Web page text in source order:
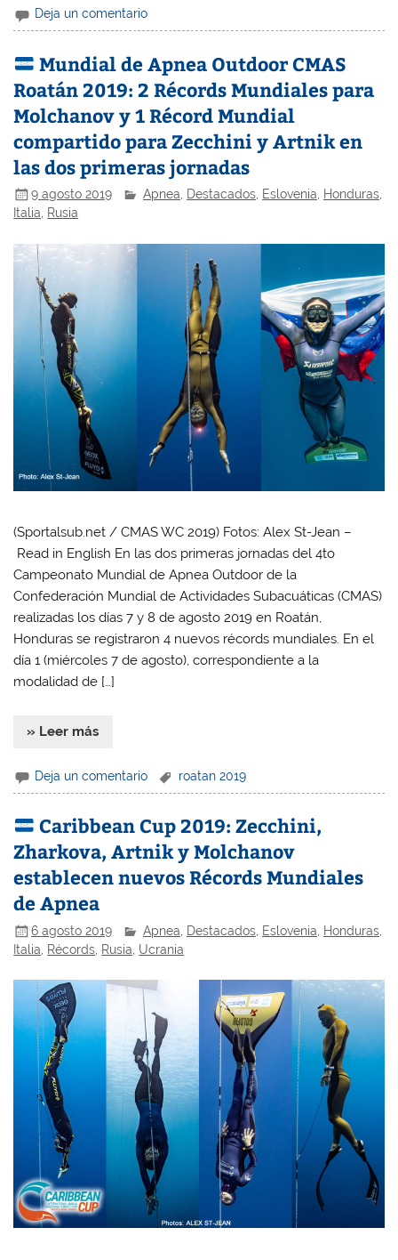
Deja un comentario
Mundial de Apnea Outdoor CMAS
Roatán 2019: 2 Récords Mundiales para
Molchanov y 1 Récord Mundial
compartido para Zecchini y Artnik en
las dos primeras jornadas
9 agosto 2019 Apnea Destacados Eslovenia Honduras
Italia, Rusia
(Sportalsub.net / CMAS WC 2019) Fotos: Alex St-Jean –
Read in English En las dos primeras jornadas del 4to
Campeonato Mundial de Apnea Outdoor de la
Confederación Mundial de Actividades Subacuáticas (CMAS)
realizadas los días 7 y 8 de agosto 2019 en Roatán,
Honduras se registraron 4 nuevos récords mundiales. En el
día 1 (miércoles 7 de agosto), correspondiente a la
modalidad de […]
» Leer más
Deja un comentario roatan 2019
Caribbean Cup 2019: Zecchini,
Zharkova, Artnik y Molchanov
establecen nuevos Récords Mundiales
de Apnea
6 agosto 2019 Apnea Destacados Eslovenia Honduras
Italia
Récords Rusia Ucrania